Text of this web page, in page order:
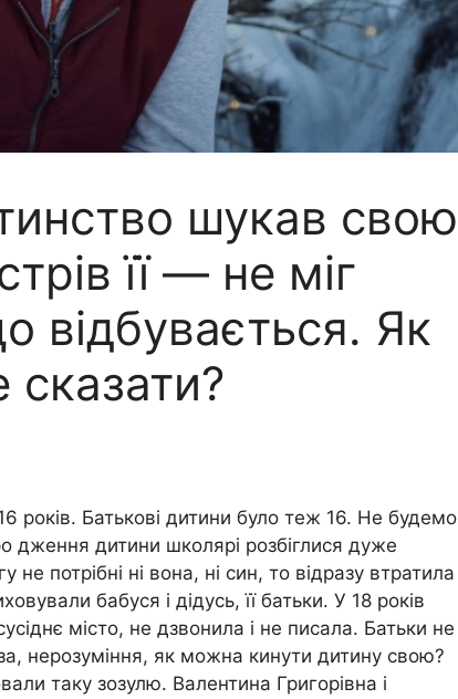
шукав свою
її — не міг
відбувається. Як
сказати?
років. Батькові дитини було теж 16. Не будемо
дження дитини школярі розбіглися дуже
потрібні ні вона, ні син, то відразу втратила
бабуся і дідусь, її батьки. У 18 років
місто, не дзвонила і не писала. Батьки не
нерозуміння, як можна кинути дитину свою?
таку зозулю. Валентина Григорівна і